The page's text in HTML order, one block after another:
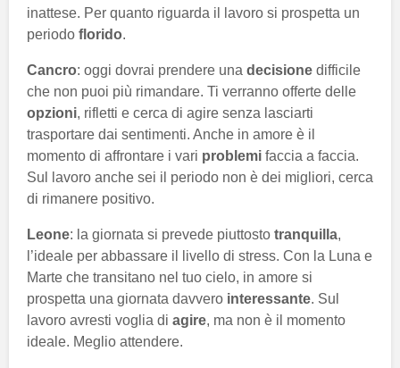
inattese. Per quanto riguarda il lavoro si prospetta un
periodo florido.
Cancro: oggi dovrai prendere una decisione difficile
che non puoi più rimandare. Ti verranno offerte delle
opzioni, rifletti e cerca di agire senza lasciarti
trasportare dai sentimenti. Anche in amore è il
momento di affrontare i vari problemi faccia a faccia.
Sul lavoro anche sei il periodo non è dei migliori, cerca
di rimanere positivo.
Leone: la giornata si prevede piuttosto tranquilla,
l’ideale per abbassare il livello di stress. Con la Luna e
Marte che transitano nel tuo cielo, in amore si
prospetta una giornata davvero interessante. Sul
lavoro avresti voglia di agire, ma non è il momento
ideale. Meglio attendere.